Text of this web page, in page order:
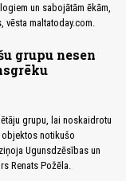
un sabojātām ēkām,
vēsta maltatoday.com.
grupu nesen
grupu, lai noskaidrotu
objektos notikušo
Ugunsdzēsības un
Renats Požēla.